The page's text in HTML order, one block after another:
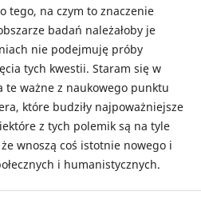
tego, na czym to znaczenie
badań należałoby je
nie podejmuję próby
tych kwestii. Staram się w
te ważne z naukowego punktu
które budziły najpoważniejsze
z tych polemik są na tyle
wnoszą coś istotnie nowego i
i humanistycznych.